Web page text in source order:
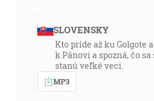
SLOVENSKY
Kto príde až ku Golgote
k Pánovi a spozná, čo
stanú veľké veci.
MP3